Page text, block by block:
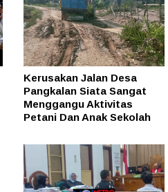
Kerusakan Jalan Desa
Pangkalan Siata Sangat
Menggangu Aktivitas
Petani Dan Anak Sekolah